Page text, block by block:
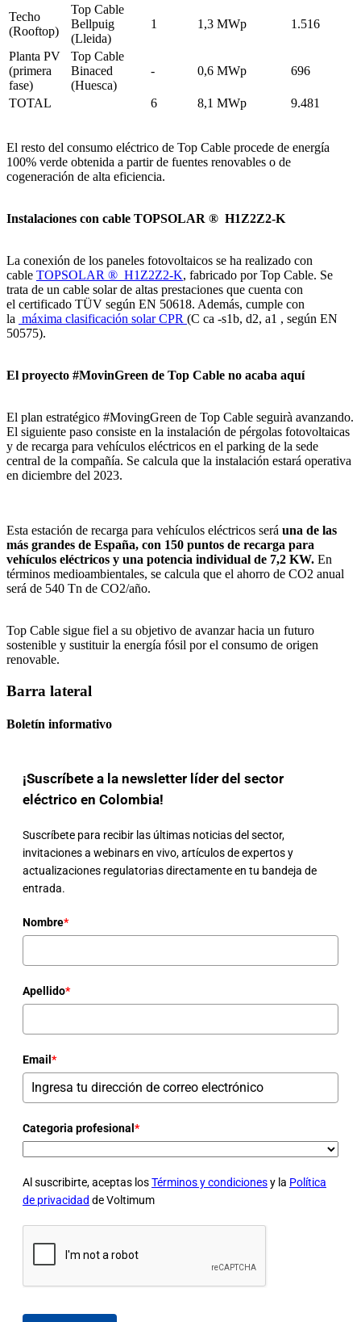
Techo
(Rooftop)
Top Cable
Bellpuig
(Lleida)
1 1,3 MWp 1.516
Planta PV
(primera
fase)
Top Cable
Binaced
(Huesca)
- 0,6 MWp 696
TOTAL 6 8,1 MWp 9.481
El resto del consumo eléctrico de Top Cable procede de energía
100% verde obtenida a partir de fuentes renovables o de
cogeneración de alta eficiencia.
Instalaciones con cable TOPSOLAR ® H1Z2Z2-K
La conexión de los paneles fotovoltaicos se ha realizado con
cable TOPSOLAR ® H1Z2Z2-K, fabricado por Top Cable. Se
trata de un cable solar de altas prestaciones que cuenta con
el certificado TÜV según EN 50618. Además, cumple con
la máxima clasificación solar CPR (C ca -s1b, d2, a1 , según EN
50575).
El proyecto #MovinGreen de Top Cable no acaba aquí
El plan estratégico #MovingGreen de Top Cable seguirà avanzando.
El siguiente paso consiste en la instalación de pérgolas fotovoltaicas
y de recarga para vehículos eléctricos en el parking de la sede
central de la compañía. Se calcula que la instalación estará operativa
en diciembre del 2023.
Esta estación de recarga para vehículos eléctricos será una de las
más grandes de España, con 150 puntos de recarga para
vehículos eléctricos y una potencia individual de 7,2 KW. En
términos medioambientales, se calcula que el ahorro de CO2 anual
será de 540 Tn de CO2/año.
Top Cable sigue fiel a su objetivo de avanzar hacia un futuro
sostenible y sustituir la energía fósil por el consumo de origen
renovable.
Barra lateral
Boletín informativo
¡Suscríbete a la newsletter líder del sector
eléctrico en Colombia!
Suscríbete para recibir las últimas noticias del sector,
invitaciones a webinars en vivo, artículos de expertos y
actualizaciones regulatorias directamente en tu bandeja de
entrada.
Nombre*
Apellido*
Email *
Categoria profesional *
Al suscribirte, aceptas losTérminos y condicionesy la Política
de privacidad de Voltimum